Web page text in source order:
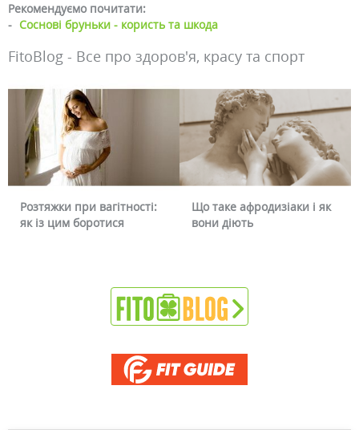
Рекомендуємо почитати:
- Соснові бруньки - користь та шкода
FitoBlog - Все про здоров'я, красу та спорт
Розтяжки при вагітності:
як із цим боротися
Що таке афродизіаки і як
вони діють